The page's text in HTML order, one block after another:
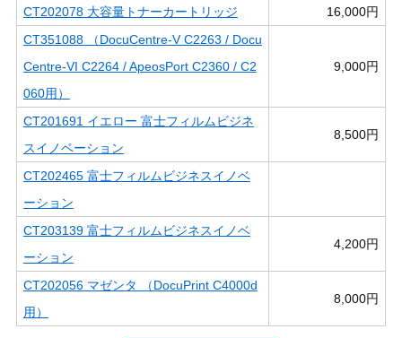
CT202078 大容量トナーカートリッジ
16,000円
CT351088 （DocuCentre-V C2263 / Docu
Centre-VI C2264 / ApeosPort C2360 / C2
060用）
9,000円
CT201691 イエロー 富士フィルムビジネ
スイノベーション
8,500円
CT202465 富士フィルムビジネスイノベ
ーション
CT203139 富士フィルムビジネスイノベ
ーション
4,200円
CT202056 マゼンタ （DocuPrint C4000d
用）
8,000円